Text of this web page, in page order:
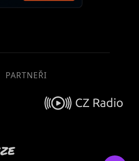
PARTNEŘI